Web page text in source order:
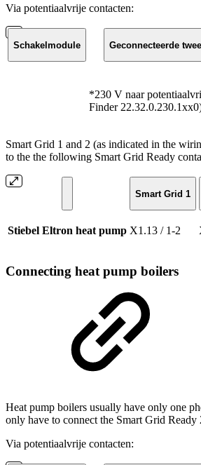
Via potentiaalvrije contacten:
Schakelmodule Geconnecteerde
*230 V naar
Finder
Smart Grid 1 and 2 (as indicated in the
to the the following Smart Grid Ready
Smart Grid 1
Stiebel Eltron heat pump X1.13 / 1-2
Connecting heat pump boilers
Heat pump boilers usually have only one
only have to connect the Smart Grid Ready
Via potentiaalvrije contacten: